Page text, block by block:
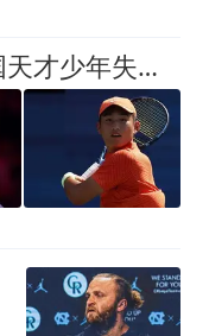
刚连救5个赛点封神，中国天才少年失误暴怒摔拍，赛场判罚惹争议